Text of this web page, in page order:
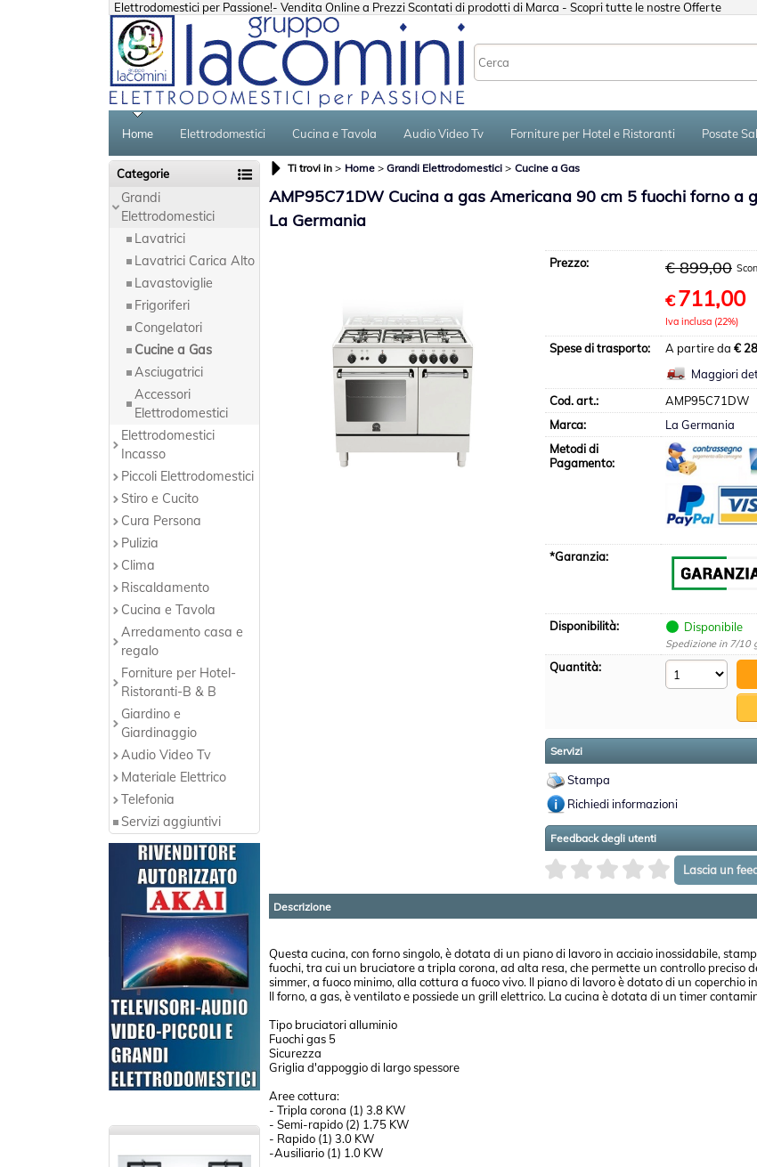
Elettrodomestici per Passione!- Vendita Online a Prezzi Scontati di prodotti di Marca - Scopri tutte le nostre Offerte
Per completare
nome utente e
clicca sul
Hai perso la
Home Elettrodomestici Cucina e Tavola Audio Video Tv Forniture per Hotel e Ristoranti Posate
Categorie
Grandi
Elettrodomestici
Lavatrici
Lavatrici Carica Alto
Lavastoviglie
Frigoriferi
Congelatori
Cucine a Gas
Asciugatrici
Accessori
Elettrodomestici
Elettrodomestici
Incasso
Piccoli Elettrodomestici
Stiro e Cucito
Cura Persona
Pulizia
Clima
Riscaldamento
Cucina e Tavola
Arredamento casa e
regalo
Forniture per Hotel-
Ristoranti-B & B
Giardino e
Giardinaggio
Audio Video Tv
Materiale Elettrico
Telefonia
Servizi aggiuntivi
Ti trovi in Home Grandi Elettrodomestici Cucine a Gas
AMP95C71DW Cucina a gas Americana 90 cm 5 fuochi forno a
La Germania
Prezzo: € 899,00
€711,00
Iva inclusa (22%)
Spese di trasporto: A partire da €
Maggiori
Cod. art.:
AMP95C71DW
Marca:
La Germania
Metodi di
Pagamento:
*Garanzia:
Disponibilità: Disponibile
Spedizione in 7/10
Quantità:
Servizi
Stampa
Richiedi informazioni
Feedback degli utenti
Descrizione
Questa cucina, con forno singolo, è dotata di un piano di lavoro in acciaio inossidabile,
fuochi, tra cui un bruciatore a tripla corona, ad alta resa, che permette un controllo preciso
simmer, a fuoco minimo, alla cottura a fuoco vivo. Il piano di lavoro è dotato di un coperchio
Il forno, a gas, è ventilato e possiede un grill elettrico. La cucina è dotata di un timer
Tipo bruciatori alluminio
Fuochi gas 5
Sicurezza
Griglia d'appoggio di largo spessore
Aree cottura:
- Tripla corona (1) 3.8 KW
- Semi-rapido (2) 1.75 KW
- Rapido (1) 3.0 KW
-Ausiliario (1) 1.0 KW